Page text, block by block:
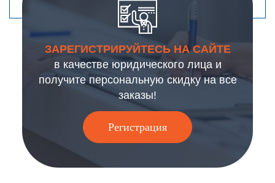
ЗАРЕГИСТРИРУЙТЕСЬ НА САЙТЕ
в качестве юридического лица и
получите персональную скидку на все
заказы!
Регистрация